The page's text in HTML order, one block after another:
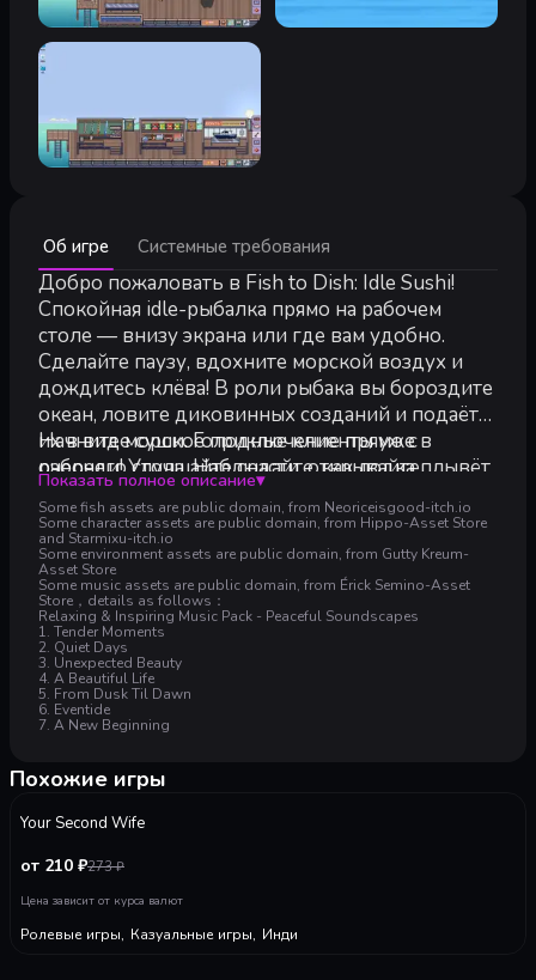
Об игре Системные требования
Добро пожаловать в Fish to Dish: Idle Sushi!
Спокойная idle-рыбалка прямо на рабочем
столе — внизу экрана или где вам удобно.
Сделайте паузу, вдохните морской воздух и
дождитесь клёва! В роли рыбака вы бороздите
океан, ловите диковинных созданий и подаёте
их в виде суши. Голодные клиенты уже в
очереди! Улучшайте снасти, открывайте
приманки, исследуйте моря и постройте
собственный аквариум.
Начните морское приключение прямо с
рабочего стола. Наблюдайте, как лодка плывёт
по волнам и ловит новую рыбу.
Играйте в удобном для вас ритме и получайте
удовольствие от улова!
Исследуйте бухты и острова — в каждом месте
своя морская фауна: от привычной рыбы до
редких чудищ глубин.
Что это там плывёт...? Морские звёзды,
черепахи, моржи, резиновые уточки и многое
другое!
Заполняйте бестиарий новыми видами и
Готовьте вкуснейшие суши из улова и
Прокачивайте суши-бар, украшайте мебелью и
декором. Привлекайте самых разных
клиентов… даже котиков!
Улучшайте удочку, чтобы ловить быстрее, и
Подбирайте приманку под нужную рыбу и
ловите редкие виды!
Показать полное описание▾
Some fish assets are public domain, from Neoriceisgood-itch.io
Some character assets are public domain, from Hippo-Asset Store
and Starmixu-itch.io
Some environment assets are public domain, from Gutty Kreum-
Asset Store
Some music assets are public domain, from Érick Semino-Asset
Store，details as follows：
Relaxing & Inspiring Music Pack - Peaceful Soundscapes
1. Tender Moments
2. Quiet Days
3. Unexpected Beauty
4. A Beautiful Life
5. From Dusk Til Dawn
6. Eventide
7. A New Beginning
Минимальные:
Минимальные:
64-разрядные процессор и операционная система
ОС:Windows 10
Процессор:Intel i3 Dual Core
Оперативная память:4 GB ОЗУ
Видеокарта: Intel HD 3000
DirectX:версии 11
Место на диске:500 MB
Рекомендуемые:
Рекомендованные:
64-разрядные процессор и операционная система
ОС:Windows 10
Процессор:
Оперативная память:4 GB ОЗУ
Видеокарта:Intel Iris or higher
DirectX:версии 11
Место на диске:500 MB
Похожие игры
Your Second Wife
от 210 ₽273 ₽
Цена зависит от курса валют
Ролевые игры, Казуальные игры, Инди